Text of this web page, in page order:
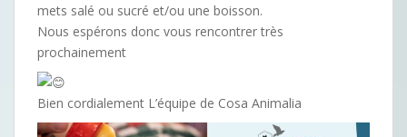
mets salé ou sucré et/ou une boisson.
Nous espérons donc vous rencontrer très
prochainement
Bien cordialement L’équipe de Cosa Animalia